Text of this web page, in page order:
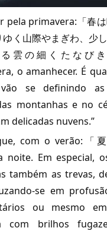
pela primavera:「春は
ゆく山際やまぎわ、少
雲の細くたなび
o amanhecer. É
se definindo as
montanhas e no
delicadas nuvens.”
com o verão:「
noite. Em especial,
também as trevas,
se em
ou mesmo
com brilhos